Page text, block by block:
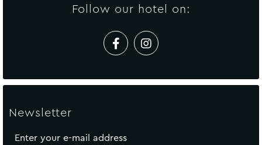
Follow our hotel on:
Newsletter
Enter your e-mail address